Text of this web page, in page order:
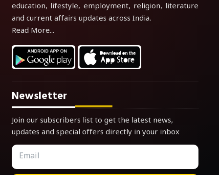
education, lifestyle, employment, religion, literature
and current affairs updates across India.
Read More...
Newsletter
Join our subscribers list to get the latest news,
updates and special offers directly in your inbox